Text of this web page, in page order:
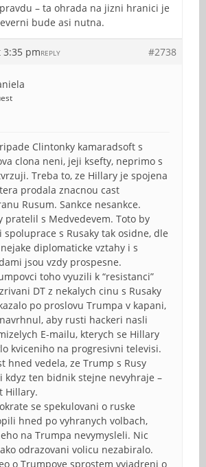
– ta ohrada na jizni hranici je
bude asi nutna.
3:35 pm #2738
REPLY
Clintonky kamaradsoft s
clona neni, jeji ksefty, neprimo s
Treba to, ze Hillary je spojena
prodala znacnou cast
Rusum. Sankce nesankce.
pratelil s Medvedevem. Toto by
spoluprace s Rusaky tak osidne, dle
diplomaticke vztahy i s
jsou vzdy prospesne.
toho vyuzili k “resistanci”
DT z nekalych cinu s Rusaky
po proslovu Trumpa v kapani,
aby rusti hackeri nasli
E-mailu, kterych se Hillary
kviceniho na progresivni televisi.
hned vedela, ze Trump s Rusy
kdyz ten bidnik stejne nevyhraje –
Hillary.
se spekulovani o ruske
hned po vyhranych volbach,
na Trumpa nevymysleli. Nic
odrazovani volicu nezabiralo.
o Trumpove sprostem vyjadreni o